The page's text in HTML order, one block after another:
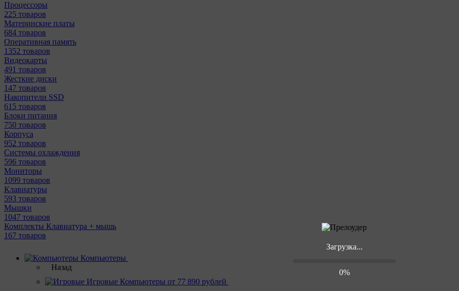
Загрузка...
0%
Процессоры
225 товаров
Материнcкие платы
684 товаров
Оперативная память
1352 товаров
Видеокарты
491 товаров
Жесткие диски
147 товаров
Накопители SSD
615 товаров
Блоки питания
750 товаров
Корпуса
952 товаров
Системы охлаждения
596 товаров
Мониторы
1099 товаров
Клавиатуры
593 товаров
Мышки
1047 товаров
Комплекты Клавиатура + мышь
167 товаров
Компьютеры
Назад
Игровые Компьютеры от 77 890 рублей